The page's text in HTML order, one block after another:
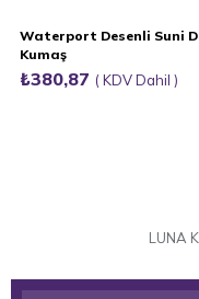
Waterport Desenli Suni
Kumaş
₺380,87 KDV Dahil
LUNA